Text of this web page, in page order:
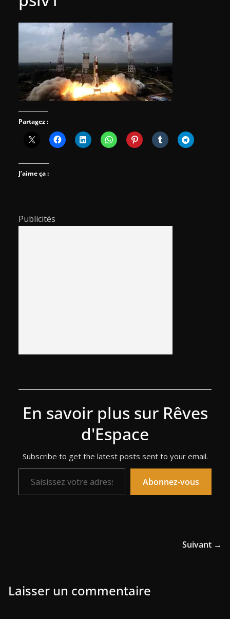
Partagez :
J’aime ça :
Publicités
En savoir plus sur Rêves
d'Espace
Subscribe to get the latest posts sent to your email.
Saisissez votre adresse e-mail…
Abonnez-vous
Suivant →
Laisser un commentaire